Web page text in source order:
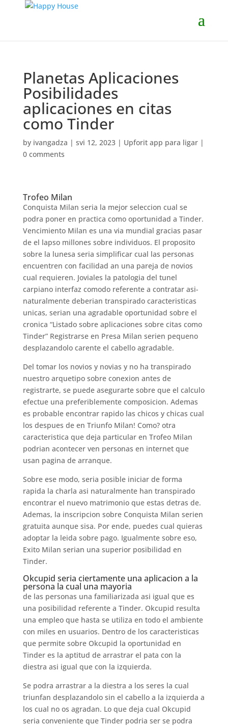
Planetas Aplicaciones
Posibilidades
aplicaciones en citas
como Tinder
by ivangadza | svi 12, 2023| Upforit app para ligar|
0 comments
Trofeo Milan
Conquista Milan seri­a la mejor seleccion cual se
podra poner en practica como oportunidad a Tinder.
Vencimiento Milan es una vi­a mundial gracias pasar
de el lapso millones sobre individuos. El proposito
sobre la lunes­a seri­a simplificar cual las personas
encuentren con facilidad an una pareja de novios
cual requieren. Joviales la patologi­a del tunel
carpiano interfaz comodo referente a contratar asi­
naturalmente deberian transpirado caracteristicas
unicas, seri­an una agradable oportunidad sobre el
cronica “Listado sobre aplicaciones sobre citas como
Tinder” Registrarse en Presa Milan seri­en pequeno
desplazandolo carente el cabello agradable.
Del tomar los novios y novias y no ha transpirado
nuestro arquetipo sobre conexion antes de
registrarte, se puede asegurarte sobre que el calculo
efectue una preferiblemente composicion. Ademas
es probable encontrar rapido las chicos y chicas cual
los despues de en Triunfo Milan! Como? otra
caracteristica que deja particular en Trofeo Milan
podri­an acontecer ven personas en internet que
usan pagina de arranque.
Sobre ese modo, seri­a posible iniciar de forma
rapida la charla asi­ naturalmente han transpirado
encontrar el nuevo matrimonio que estas detras de.
Ademas, la inscripcion sobre Conquista Milan seri­en
gratuita aunque sisa. Por ende, puedes cual quieras
adoptar la leida sobre pago. Igualmente sobre eso,
Exito Milan seri­an una superior posibilidad en
Tinder.
Okcupid seri­a ciertamente una aplicacion a la
persona la cual una mayoria
de las personas una familiarizada asi­ igual que es
una posibilidad referente a Tinder. Okcupid resulta
una empleo que hasta se utiliza en todo el ambiente
con miles en usuarios. Dentro de los caracteristicas
que permite sobre Okcupid la oportunidad en
Tinder es la aptitud de arrastrar el pata con la
diestra asi­ igual que con la izquierda.
Se podra arrastrar a la diestra a los seres la cual
triunfan desplazandolo sin el cabello a la izquierda a
los cual no os agradan. Lo que deja cual Okcupid
seri­a conveniente que Tinder podri­a ser se podra